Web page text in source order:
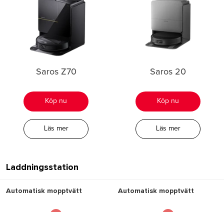
Saros 20
Saros 20 Sonic
Saros 10
Saros 10R
S8 MaxV Ultra
Saros 20
Saros 10
Saros 10R
S8 MaxV Ultra
Saros Z70
Köp nu
Läs mer
Saros 20
Köp nu
Läs mer
Laddningsstation
Automatisk mopptvätt Automatisk mopptvätt